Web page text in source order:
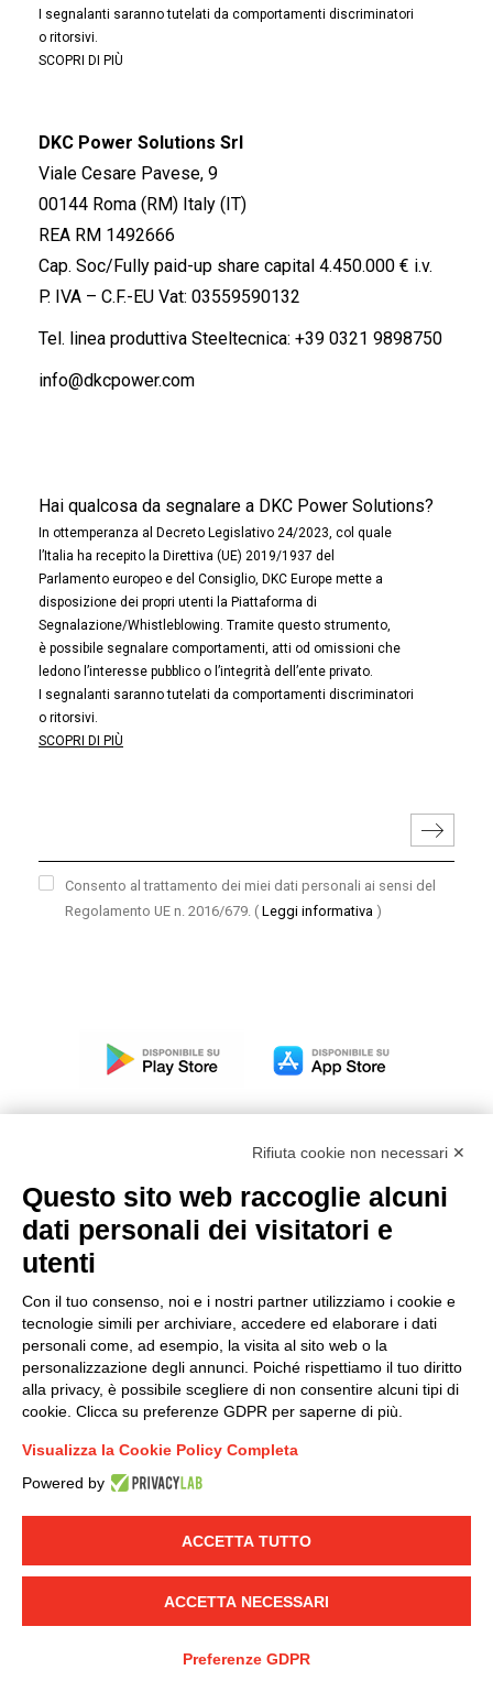
I segnalanti saranno tutelati da comportamenti discriminatori
o ritorsivi.
SCOPRI DI PIÙ
DKC Power Solutions Srl
Viale Cesare Pavese, 9
00144 Roma (RM) Italy (IT)
REA RM 1492666
Cap. Soc/Fully paid-up share capital 4.450.000 € i.v.
P. IVA – C.F.-EU Vat: 03559590132
Tel. linea produttiva Steeltecnica: +39 0321 9898750
info@dkcpower.com
Hai qualcosa da segnalare a DKC Power Solutions?
In ottemperanza al Decreto Legislativo 24/2023, col quale
l’Italia ha recepito la Direttiva (UE) 2019/1937 del
Parlamento europeo e del Consiglio, DKC Europe mette a
disposizione dei propri utenti la Piattaforma di
Segnalazione/Whistleblowing. Tramite questo strumento,
è possibile segnalare comportamenti, atti od omissioni che
ledono l’interesse pubblico o l’integrità dell’ente privato.
I segnalanti saranno tutelati da comportamenti discriminatori
o ritorsivi.
SCOPRI DI PIÙ
Consento al trattamento dei miei dati personali ai sensi del
Regolamento UE n. 2016/679. ( Leggi informativa )
LINKEDIN YOUTUBE
© 2019 - DKC Europe - -
Cookie-Yourbiz
Modello organizzativo, gestione e controllo – D. lgs.
231/2001
Condizioni generali di vendita DKC Power Solutions
Condizioni generali di acquisto
Codice etico
Rifiuta cookie non necessari ✕
Questo sito web raccoglie alcuni
dati personali dei visitatori e
utenti
Con il tuo consenso, noi e i nostri partner utilizziamo i cookie e
tecnologie simili per archiviare, accedere ed elaborare i dati
personali come, ad esempio, la visita al sito web o la
personalizzazione degli annunci. Poiché rispettiamo il tuo diritto
alla privacy, è possibile scegliere di non consentire alcuni tipi di
cookie. Clicca su preferenze GDPR per saperne di più.
Visualizza la Cookie Policy Completa
Powered by
ACCETTA TUTTO
ACCETTA NECESSARI
Preferenze GDPR